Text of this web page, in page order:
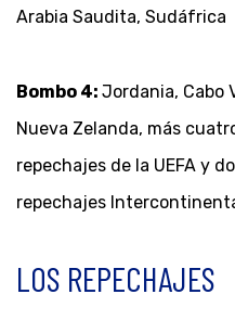
Arabia Saudita, Sudáfrica
Bombo 4: Jordania, Cabo
Nueva Zelanda, más
repechajes de la UEFA y
repechajes
LOS REPECHAJES